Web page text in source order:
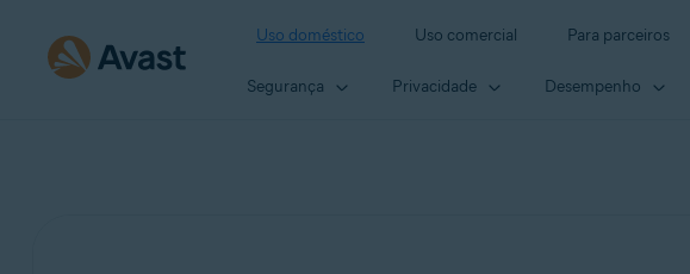
Uso doméstico Uso comercial Para parceiros
Segurança Privacidade Desempenho